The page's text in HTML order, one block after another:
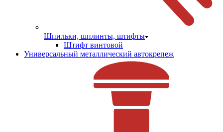
Шпильки, шплинты, штифты
Штифт винтовой
Универсальный металлический автокрепеж